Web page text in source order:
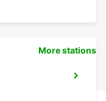
More stations